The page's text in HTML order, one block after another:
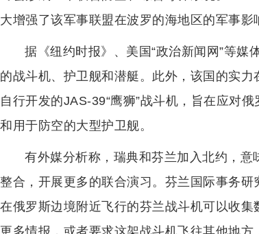
大增强了该军事联盟在波罗的海地区的军事影
据《纽约时报》、美国“政治新闻网”等
的战斗机、护卫舰和潜艇。此外，该国的实
自行开发的JAS-39“鹰狮”战斗机，旨在应对
和用于防空的大型护卫舰。
有外媒分析称，瑞典和芬兰加入北约，
整合，开展更多的联合演习。芬兰国际事务
在俄罗斯边境附近飞行的芬兰战斗机可以收
更多情报，或者要求这架战斗机飞往其他地